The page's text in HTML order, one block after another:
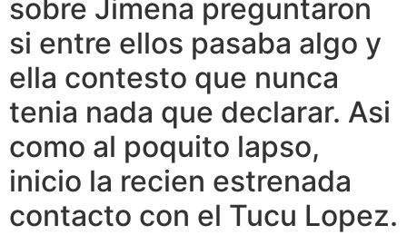
sobre Jimena preguntaron
si entre ellos pasaba algo y
ella contesto que nunca
tenia nada que declarar. Asi
como al poquito lapso,
inicio la recien estrenada
contacto con el Tucu Lopez.